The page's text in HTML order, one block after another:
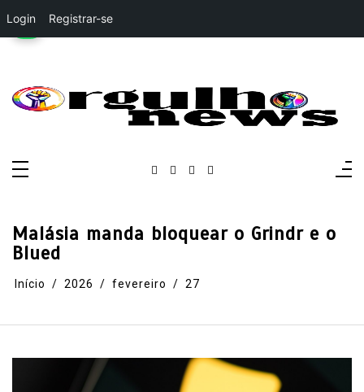
Login Registrar-se
Pular
Orgulho News
Malásia manda bloquear o Grindr e o
Blued
Início 2026 fevereiro 27